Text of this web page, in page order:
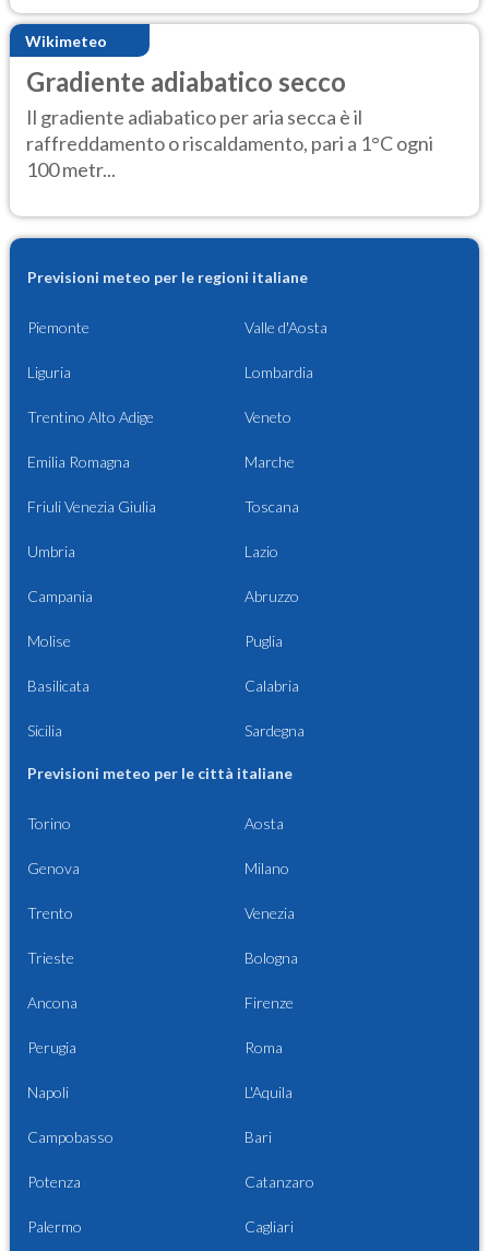
Wikimeteo
Gradiente adiabatico secco
Il gradiente adiabatico per aria secca è il
raffreddamento o riscaldamento, pari a 1°C ogni
100 metr...
Previsioni meteo per le regioni italiane
Piemonte Valle d'Aosta
Liguria Lombardia
Trentino Alto Adige Veneto
Emilia Romagna Marche
Friuli Venezia Giulia Toscana
Umbria Lazio
Campania Abruzzo
Molise Puglia
Basilicata Calabria
Sicilia Sardegna
Previsioni meteo per le città italiane
Torino Aosta
Genova Milano
Trento Venezia
Trieste Bologna
Ancona Firenze
Perugia Roma
Napoli L'Aquila
Campobasso Bari
Potenza Catanzaro
Palermo Cagliari